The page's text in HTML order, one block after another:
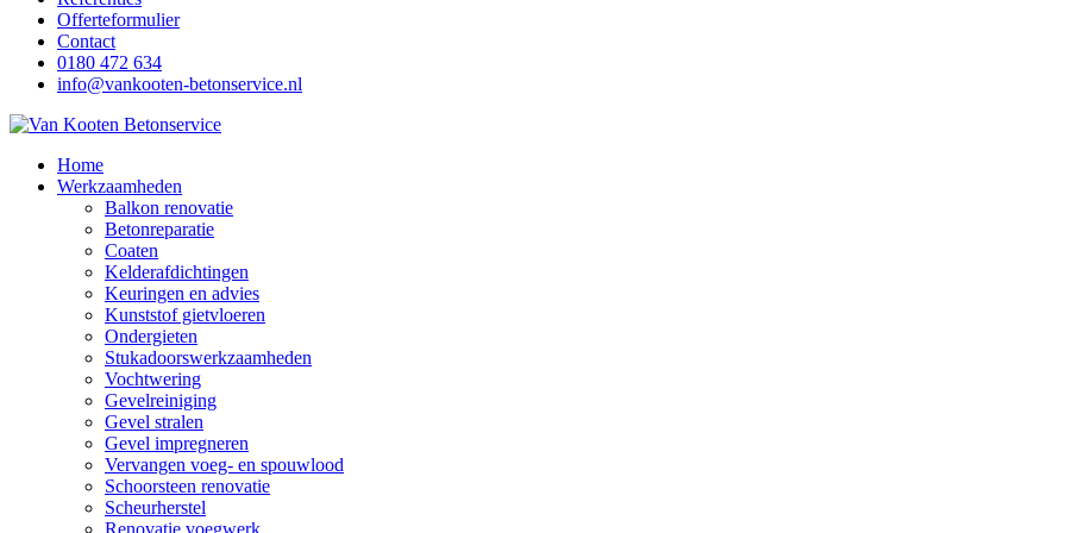
Offerteformulier
Contact
0180 472 634
info@vankooten-betonservice.nl
Home
Werkzaamheden
Balkon renovatie
Betonreparatie
Coaten
Kelderafdichtingen
Keuringen en advies
Kunststof gietvloeren
Ondergieten
Stukadoorswerkzaamheden
Vochtwering
Gevelreiniging
Gevel stralen
Gevel impregneren
Vervangen voeg- en spouwlood
Schoorsteen renovatie
Scheurherstel
Renovatie voegwerk